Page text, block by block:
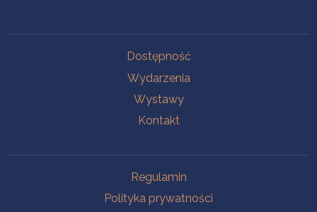
Dostępność
Wydarzenia
Wystawy
Kontakt
Regulamin
Polityka prywatności